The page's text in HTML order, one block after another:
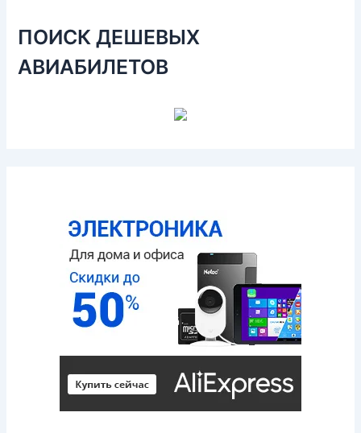
ПОИСК ДЕШЕВЫХ
АВИАБИЛЕТОВ